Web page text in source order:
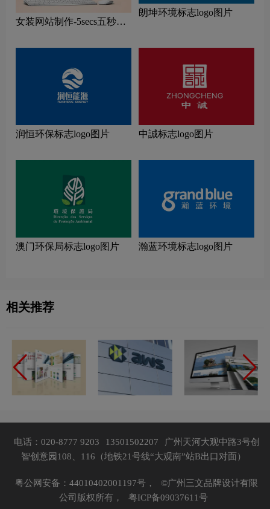
女装网站制作-5secs五秒女
朗坤环境标志logo图片
润恒环保标志logo图片 中誠标志logo图片
澳门环保局标志logo图片 瀚蓝环境标志logo图片
相关推荐
电话：020-8777 9203 13501502207
广州天河大观中路3号创
智创意园108、116（地铁21号线“大观南”站B出口对面）
粤公网安备：44010402001197号，
©广州三文品牌设计有限
公司版权所有，
粤ICP备09037611号